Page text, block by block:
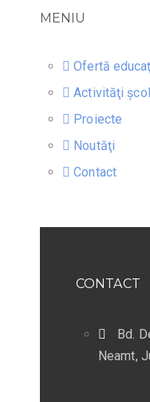
MENIU
Ofertă
Activităţi
Proiecte
Noutăţi
Contact
CONTACT
Bd.
Neamt,